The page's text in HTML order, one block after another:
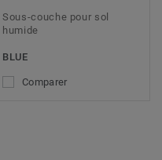
Sous-couche pour sol
humide
BLUE
Comparer